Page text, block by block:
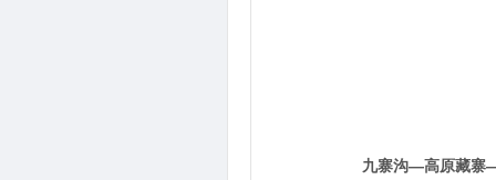
九寨沟—高原藏